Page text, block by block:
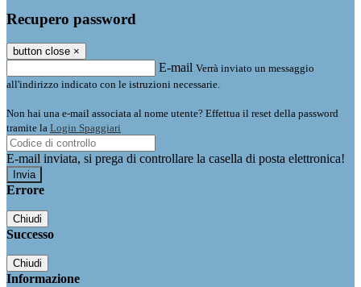
Recupero password
button close ×
E-mail Verrà inviato un messaggio
all'indirizzo indicato con le istruzioni necessarie.
Non hai una e-mail associata al nome utente? Effettua il reset della password
tramite la Login Spaggiari
E-mail inviata, si prega di controllare la casella di posta elettronica!
Errore
Chiudi
Successo
Chiudi
Informazione